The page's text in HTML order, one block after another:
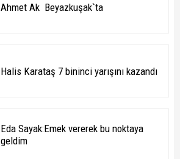
Ahmet Ak Beyazkuşak`ta
Halis Karataş 7 bininci yarışını kazandı
Eda Sayak:Emek vererek bu noktaya
geldim